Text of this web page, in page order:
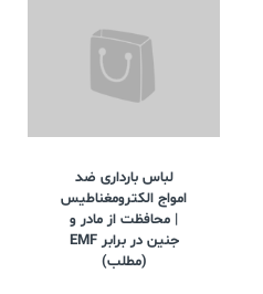
لباس بارداری ضد
امواج الکترومغناطیس
| محافظت از مادر و
جنین در برابر EMF
(مطلب)